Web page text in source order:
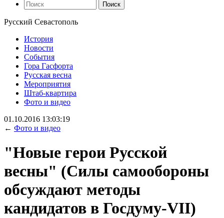
Русский Севастополь
История
Новости
События
Гора Гасфорта
Русская весна
Мероприятия
Штаб-квартира
Фото и видео
01.10.2016 13:03:19
← Фото и видео
"Новые герои Русской
весны" (Силы самообороны
обсуждают методы
кандидатов в Госдуму-VII)